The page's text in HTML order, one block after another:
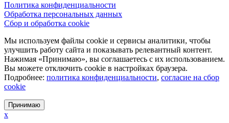
Политика конфиденциальности
Обработка персональных данных
Сбор и обработка cookie
Мы используем файлы cookie и сервисы аналитики, чтобы
улучшить работу сайта и показывать релевантный контент.
Нажимая «Принимаю», вы соглашаетесь с их использованием.
Вы можете отключить cookie в настройках браузера.
Подробнее: политика конфиденциальности, согласие на сбор
cookie
Принимаю
x